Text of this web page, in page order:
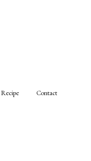
Recipe Contact